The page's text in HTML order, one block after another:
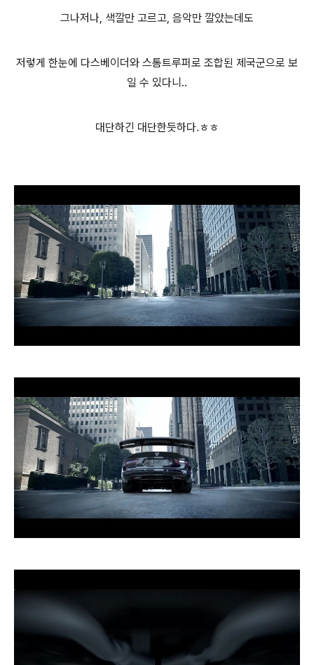
그나저나, 색깔만 고르고, 음악만 깔았는데도
저렇게 한눈에 다스베이더와 스톰트루퍼로 조합된 제국군으로 보
일 수 있다니..
대단하긴 대단한듯하다.ㅎㅎ